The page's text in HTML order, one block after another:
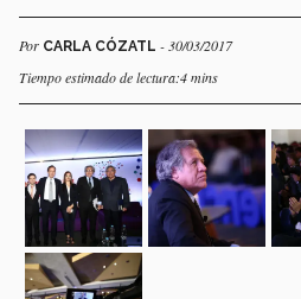
Por CARLA CÓZATL - 30/03/2017
Tiempo estimado de lectura:4 mins